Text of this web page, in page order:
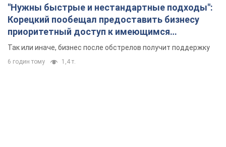
"Нужны быстрые и нестандартные подходы":
Корецкий пообещал предоставить бизнесу
приоритетный доступ к имеющимся
складским помещениям
Так или иначе, бизнес после обстрелов получит поддержку
6 годин тому 1,4 т.